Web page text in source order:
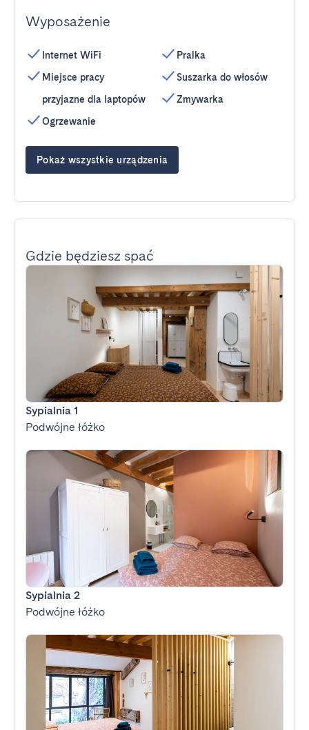
Wyposażenie
Internet WiFi
Miejsce pracy
przyjazne dla laptopów
Ogrzewanie
Pralka
Suszarka do włosów
Zmywarka
Pokaż wszystkie urządzenia
Gdzie będziesz spać
Sypialnia 1
Podwójne łóżko
Sypialnia 2
Podwójne łóżko